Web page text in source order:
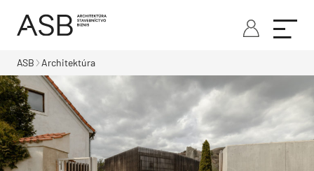
ASB Architektúra